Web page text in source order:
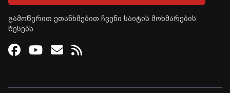
გამოწერით ეთანხმებით ჩვენი საიტის მოხმარების
წესებს
Facebook
Youtube
Email
RSS